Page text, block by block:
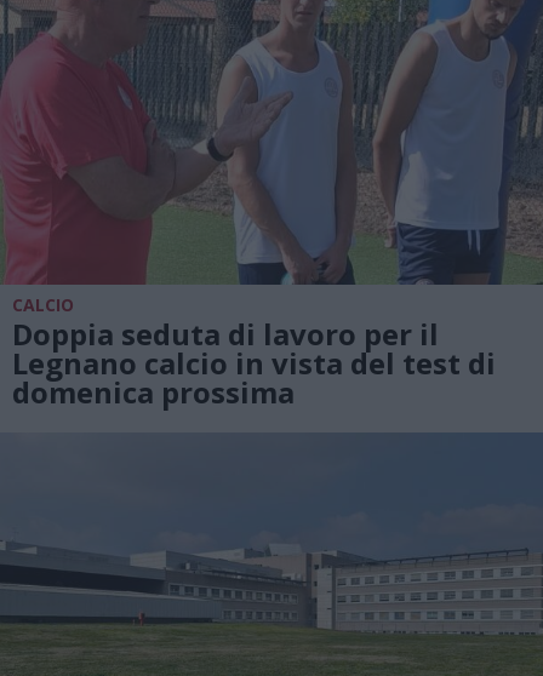
CALCIO
Doppia seduta di lavoro per il
Legnano calcio in vista del test di
domenica prossima